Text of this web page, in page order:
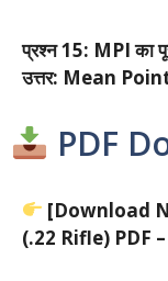
प्रश्न 15: MPI का
उत्तर: Mean
PDF
[Download
(.22 Rifle) PDF